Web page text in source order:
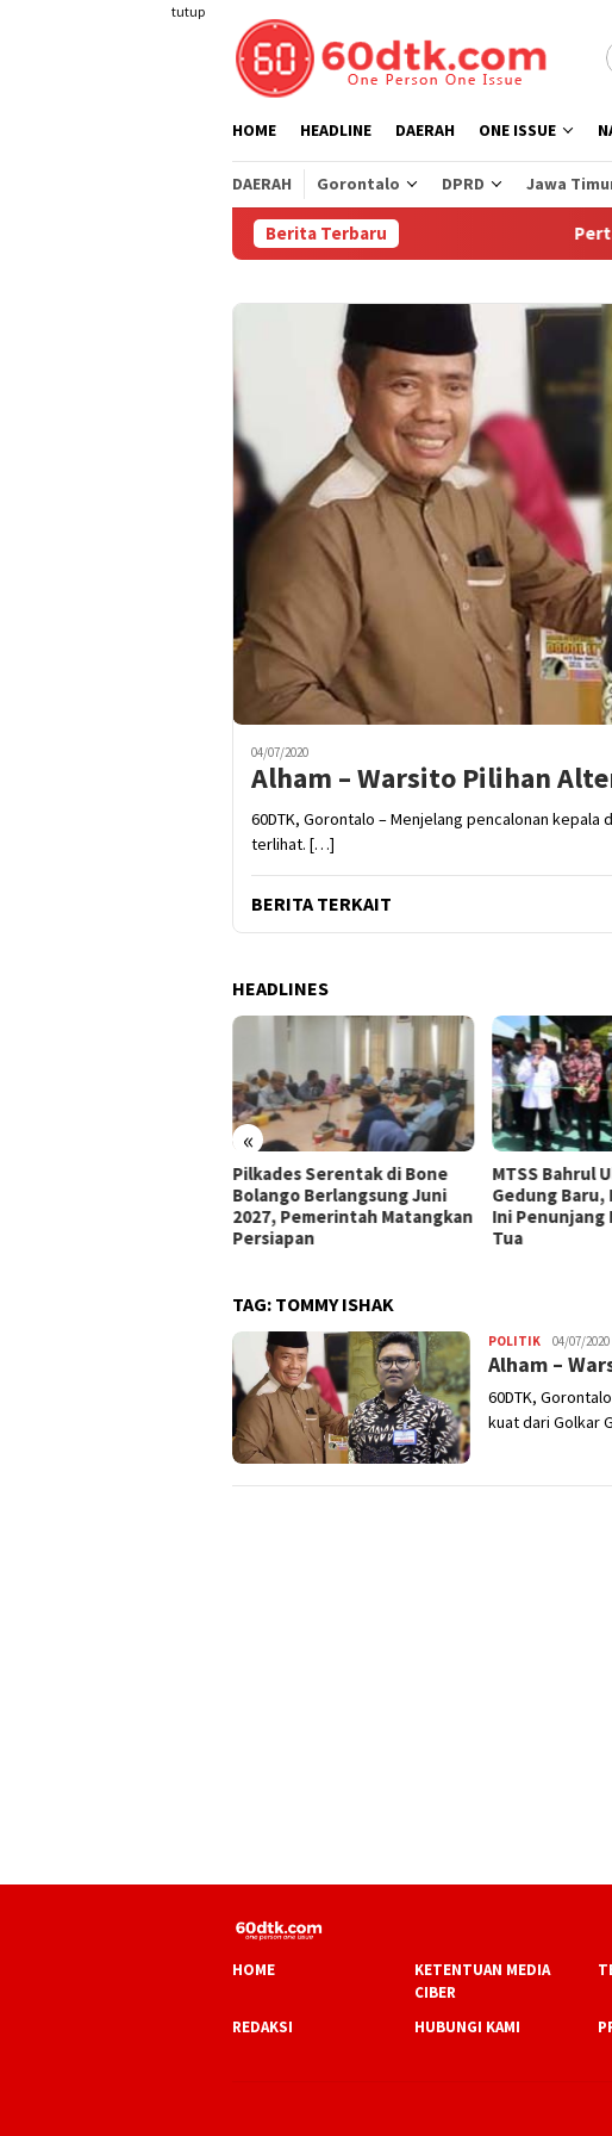
tutup
HOME HEADLINE DAERAH ONE ISSUE
DAERAH Gorontalo DPRD Jawa
Berita Terbaru Pertamina
04/07/2020
Alham – Warsito Pilihan
60DTK, Gorontalo – Menjelang pencalonan
terlihat. […]
BERITA TERKAIT
HEADLINES
«
Pilkades Serentak di Bone
Bolango Berlangsung Juni
2027, Pemerintah Matangkan
Persiapan
MTSS Bahrul
Gedung Baru,
Ini Penunjang
Tua
TAG: TOMMY ISHAK
POLITIK Nikhen
Mokoginta
04/07/2020
Alham –
60DTK,
kuat dari Golkar
HOME
KETENTUAN MEDIA
CIBER
REDAKSI HUBUNGI KAMI